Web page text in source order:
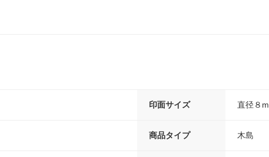
印面サイズ 直径８
商品タイプ 木島